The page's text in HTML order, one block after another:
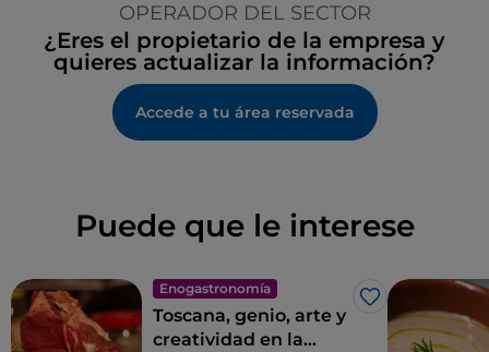
OPERADOR DEL SECTOR
¿Eres el propietario de la empresa y
quieres actualizar la información?
Accede a tu área reservada
Puede que le interese
Enogastronomía
Me gusta
Toscana, genio, arte y
creatividad en la